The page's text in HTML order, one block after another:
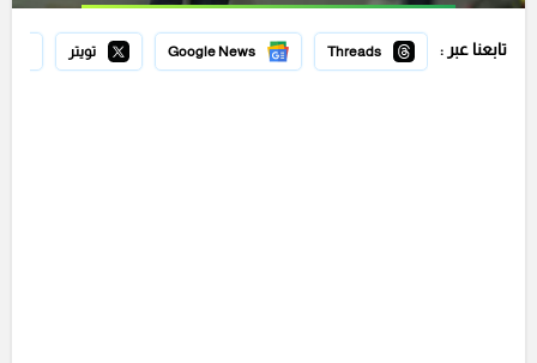
تابعنا عبر : Threads
Google News تويتر